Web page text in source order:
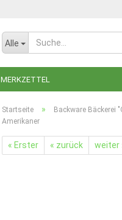
Alle
MERKZETTEL
Startseite » Backware Bäckerei
Amerikaner
« Erster « zurück weiter